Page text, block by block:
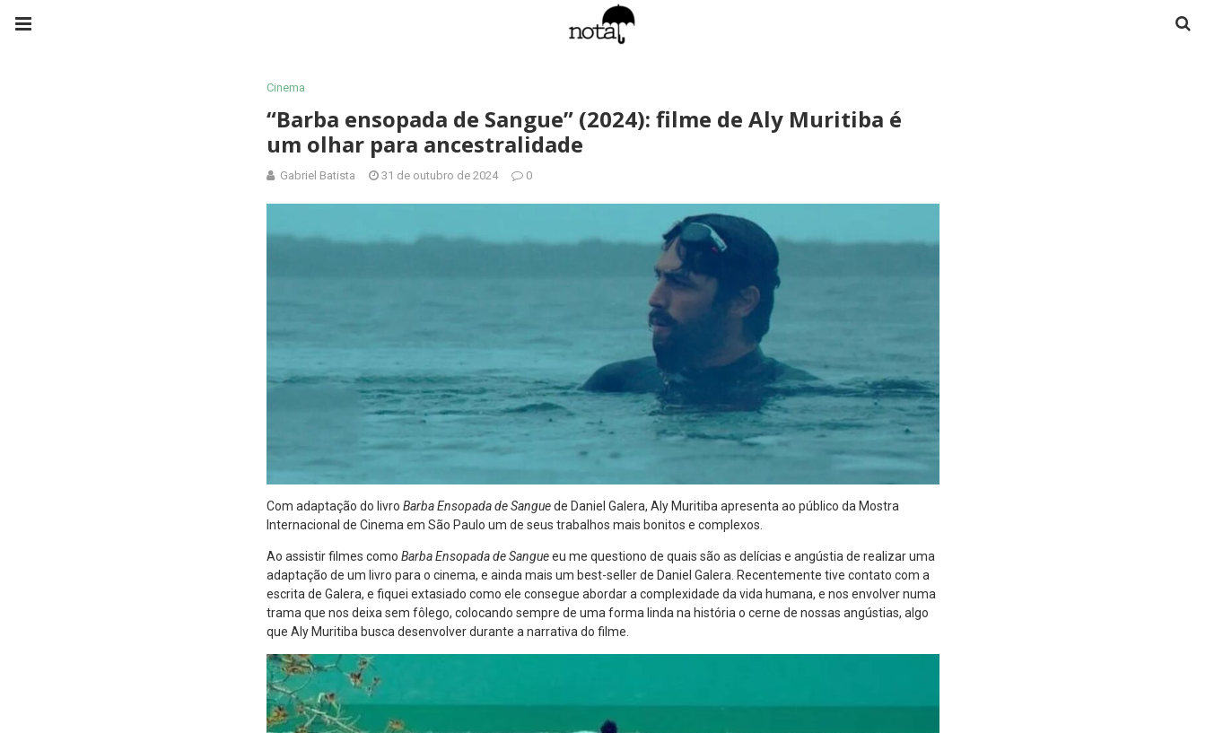
Cinema
“Barba ensopada de Sangue” (2024): filme de Aly Muritiba é
um olhar para ancestralidade
Gabriel Batista 31 de outubro de 2024 0
Com adaptação do livro Barba Ensopada de Sanguede Daniel Galera, Aly Muritiba apresenta ao público da Mostra
Internacional de Cinema em São Paulo um de seus trabalhos mais bonitos e complexos.
Ao assistir filmes como Barba Ensopada de Sangueeu me questiono de quais são as delícias e angústia de realizar uma
adaptação de um livro para o cinema, e ainda mais um best-seller de Daniel Galera. Recentemente tive contato com a
escrita de Galera, e fiquei extasiado como ele consegue abordar a complexidade da vida humana, e nos envolver numa
trama que nos deixa sem fôlego, colocando sempre de uma forma linda na história o cerne de nossas angústias, algo
que Aly Muritiba busca desenvolver durante a narrativa do filme.